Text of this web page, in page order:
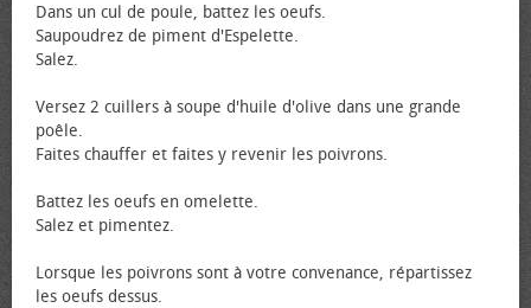
Dans un cul de poule, battez les œufs.
Saupoudrez de piment d'Espelette.
Salez.
Versez 2 cuillers à soupe d'huile d'olive dans une grande
poêle.
Faites chauffer et faites y revenir les poivrons.
Battez les œufs en omelette.
Salez et pimentez.
Lorsque les poivrons sont à votre convenance, répartissez
les œufs dessus.